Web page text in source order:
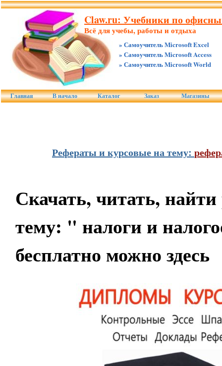
Claw.ru: Учебники по
Всё для учебы, работы и отдыха
» Самоучитель Microsoft Excel
» Самоучитель Microsoft Access
» Самоучитель Microsoft World
Главная В начало Каталог Заказ Магазины
Рефераты и курсовые на тему:
Скачать, читать,
тему: " налоги и
бесплатно можно здесь